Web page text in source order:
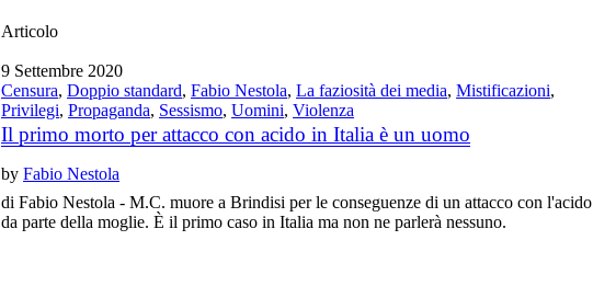
Articolo
9 Settembre 2020
Censura,Doppio standard,Fabio Nestola,La faziosità dei media,Mistificazioni,
Privilegi,Propaganda, Sessismo,Uomini,Violenza
Il primo morto per attacco con acido in Italia è un uomo
byFabio Nestola
di Fabio Nestola - M.C. muore a Brindisi per le conseguenze di un attacco con l'acido
da parte della moglie. È il primo caso in Italia ma non ne parlerà nessuno.